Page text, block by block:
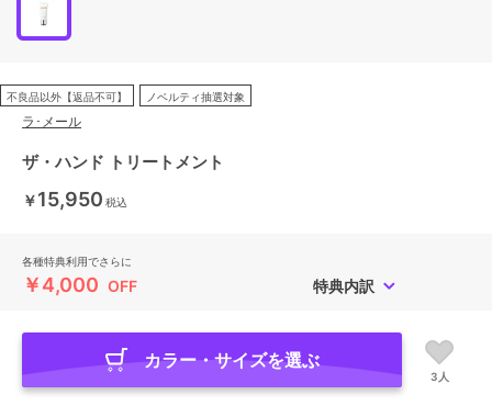
不良品以外【返品不可】 ノベルティ抽選対象
ラ･メール
ザ・ハンド トリートメント
￥15,950 税込
各種特典利用でさらに
￥4,000 OFF 特典内訳
カラー・サイズを選ぶ
3人